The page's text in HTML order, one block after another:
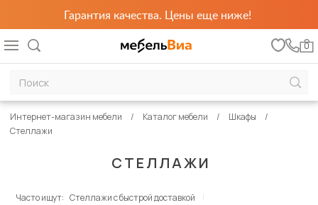
Гарантия качества. Цены еще ниже!
0
СТЕЛЛАЖИ
Интернет-магазин мебели Каталог мебели
Шкафы
Стеллажи
Часто ищут: Стеллажи с быстрой доставкой